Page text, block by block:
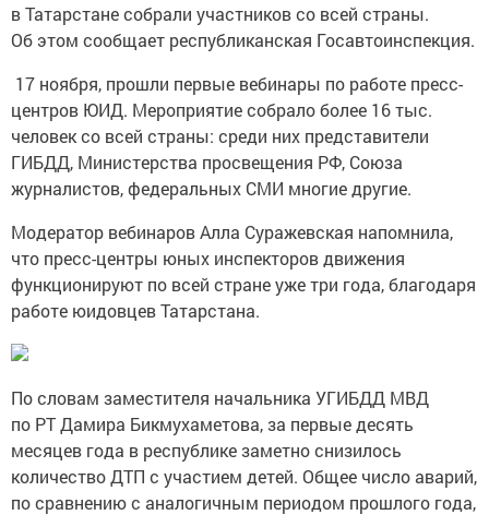
в Татарстане собрали участников со всей страны.
Об этом сообщает республиканская Госавтоинспекция.
17 ноября, прошли первые вебинары по работе пресс-
центров ЮИД. Мероприятие собрало более 16 тыс.
человек со всей страны: среди них представители
ГИБДД, Министерства просвещения РФ, Союза
журналистов, федеральных СМИ многие другие.
Модератор вебинаров Алла Суражевская напомнила,
что пресс-центры юных инспекторов движения
функционируют по всей стране уже три года, благодаря
работе юидовцев Татарстана.
По словам заместителя начальника УГИБДД МВД
по РТ Дамира Бикмухаметова, за первые десять
месяцев года в республике заметно снизилось
количество ДТП с участием детей. Общее число аварий,
по сравнению с аналогичным периодом прошлого года,